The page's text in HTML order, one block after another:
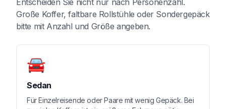
Große Koffer, faltbare Rollstühle oder Sondergepäck
bitte mit Anzahl und Größe angeben.
🚘
Sedan
Für Einzelreisende oder Paare mit wenig Gepäck. Bei